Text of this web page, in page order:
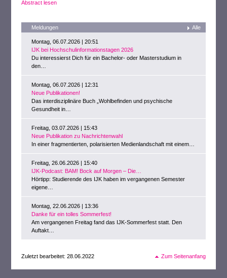
Abstract lesen
Meldungen Alle
Montag, 06.07.2026 | 20:51
IJK bei Hochschulinformationstagen 2026
Du interessierst Dich für ein Bachelor- oder Masterstudium in
den…
Montag, 06.07.2026 | 12:31
Neue Publikationen!
Das interdisziplinäre Buch „Wohlbefinden und psychische
Gesundheit in…
Freitag, 03.07.2026 | 15:43
Neue Publikation zu Nachrichtenwahl
In einer fragmentierten, polarisierten Medienlandschaft mit einem…
Freitag, 26.06.2026 | 15:40
IJK-Podcast: BAM! Bock auf Morgen – Die…
Hörtipp: Studierende des IJK haben im vergangenen Semester
eigene…
Montag, 22.06.2026 | 13:36
Danke für ein tolles Sommerfest!
Am vergangenen Freitag fand das IJK-Sommerfest statt. Den
Auftakt…
Zuletzt bearbeitet: 28.06.2022 Zum Seitenanfang